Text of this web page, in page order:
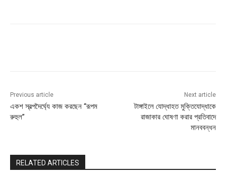
Previous article
একশ স্বল্পদৈর্ঘ্যে কাজ করছেন “রূপম
রুহুল”
Next article
টাঙ্গাইলে যোদ্ধাহত মুক্তিযোদ্ধাকে
রাজাকার ঘোষণা করার প্রতিবাদে
মানববন্ধন
RELATED ARTICLES